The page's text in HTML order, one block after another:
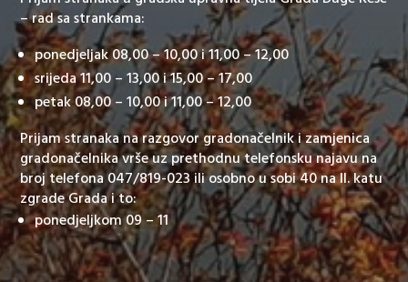
– rad sa strankama:
ponedjeljak 08,00 – 10,00 i 11,00 – 12,00
srijeda 11,00 – 13,00 i 15,00 – 17,00
petak 08,00 – 10,00 i 11,00 – 12,00
Prijam stranaka na razgovor gradonačelnik i zamjenica
gradonačelnika vrše uz prethodnu telefonsku najavu na
broj telefona 047/819-023 ili osobno u sobi 40 na II. katu
zgrade Grada i to:
ponedjeljkom 09 – 11